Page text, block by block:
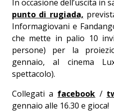
In occasione dell’uscita in
punto di rugiada,
Informagiovani e
che mette in palio 10
persone) per la
gennaio, al cinema
spettacolo).
Collegati a facebook /
gennaio alle 16.30 e gioca!